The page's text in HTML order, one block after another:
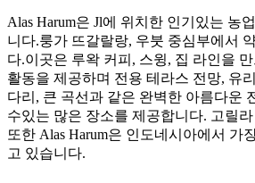
Alas Harum은 Jl에 위치한 인기있는 농
니다.룽가 뜨갈랄랑, 우붓 중심부에서
다.이곳은 루왁 커피, 스윙, 집 라인을
활동을 제공하며 전용 테라스 전망, 유
다리, 큰 곡선과 같은 완벽한 아름다운
수있는 많은 장소를 제공합니다. 고릴라
또한 Alas Harum은 인도네시아에서 가
고 있습니다.